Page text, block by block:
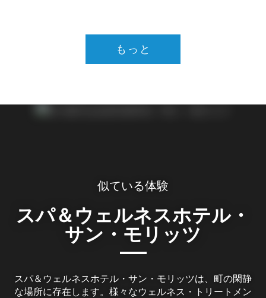
もっと
似ている体験
スパ＆ウェルネスホテル・
サン・モリッツ
スパ＆ウェルネスホテル・サン・モリッツは、町の閑静
な場所に存在します。様々なウェルネス・トリートメン